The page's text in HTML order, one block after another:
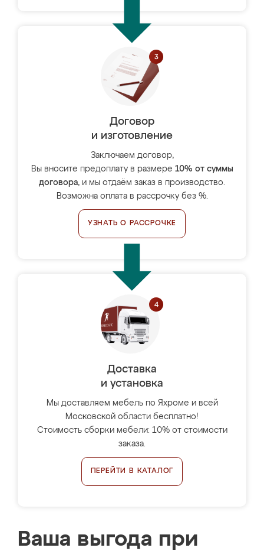
Договор
и изготовление
Заключаем договор,
Вы вносите предоплату в размере 10% от суммы
договора, и мы отдаём заказ в производство.
Возможна оплата в рассрочку без %.
УЗНАТЬ О РАССРОЧКЕ
Доставка
и установка
Мы доставляем мебель по Яхроме и всей
Московской области бесплатно!
Стоимость сборки мебели: 10% от стоимости
заказа.
ПЕРЕЙТИ В КАТАЛОГ
Ваша выгода при